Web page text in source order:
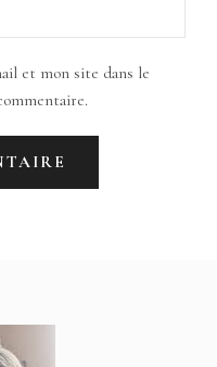
et mon site dans le